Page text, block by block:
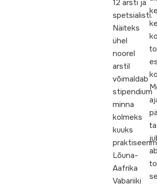
12 arsti ja
spetsialisti.
Näiteks
ühel
noorel
arstil
võimaldab
stipendium
minna
kolmeks
kuuks
Lõuna-
Aafrika
Vabariiki
ta